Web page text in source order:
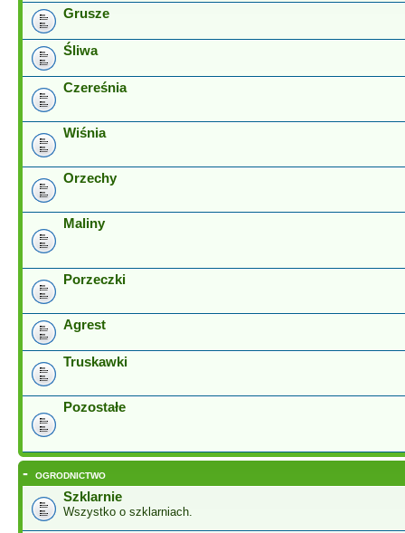
Grusze
Śliwa
Czereśnia
Wiśnia
Orzechy
Maliny
Porzeczki
Agrest
Truskawki
Pozostałe
- OGRODNICTWO
Szklarnie
Wszystko o szklarniach.